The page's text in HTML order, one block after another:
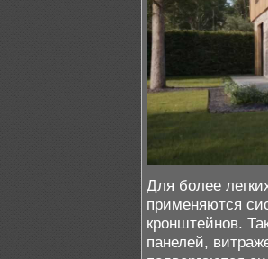
Для более
применяются
кронштейнов.
панелей,